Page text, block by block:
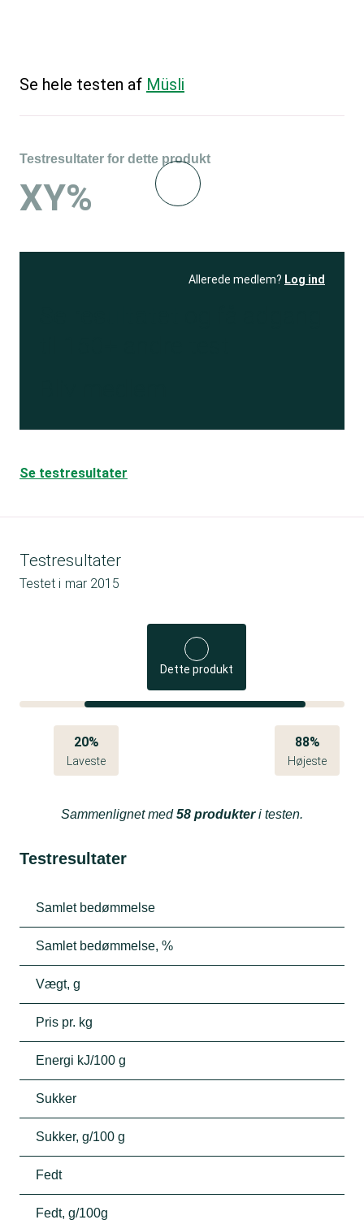
Se hele testen af Müsli
Testresultater for dette produkt
XY%
Allerede medlem? Log ind
Se testresultater
Testresultater
Testet i mar 2015
Dette produkt
20%
Laveste
88%
Højeste
Sammenlignet med58 produkteri testen.
Testresultater
Samlet bedømmelse
Samlet bedømmelse, %
Vægt, g
Pris pr. kg
Energi kJ/100 g
Sukker
Sukker, g/100 g
Fedt
Fedt, g/100g